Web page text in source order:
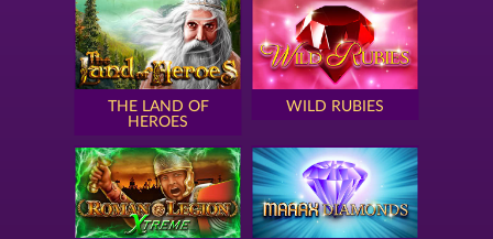
THE LAND OF
HEROES
WILD RUBIES